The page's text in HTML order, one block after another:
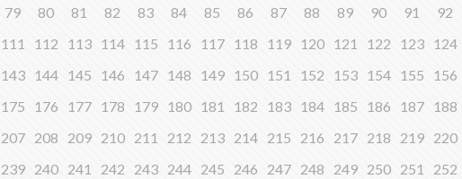
79 80 81 82 83 84 85 86 87 88 89 90 91 92
111 112 113 114 115 116 117 118 119 120 121 122 123 124
143 144 145 146 147 148 149 150 151 152 153 154 155 156
175 176 177 178 179 180 181 182 183 184 185 186 187 188
207 208 209 210 211 212 213 214 215 216 217 218 219 220
239 240 241 242 243 244 245 246 247 248 249 250 251 252